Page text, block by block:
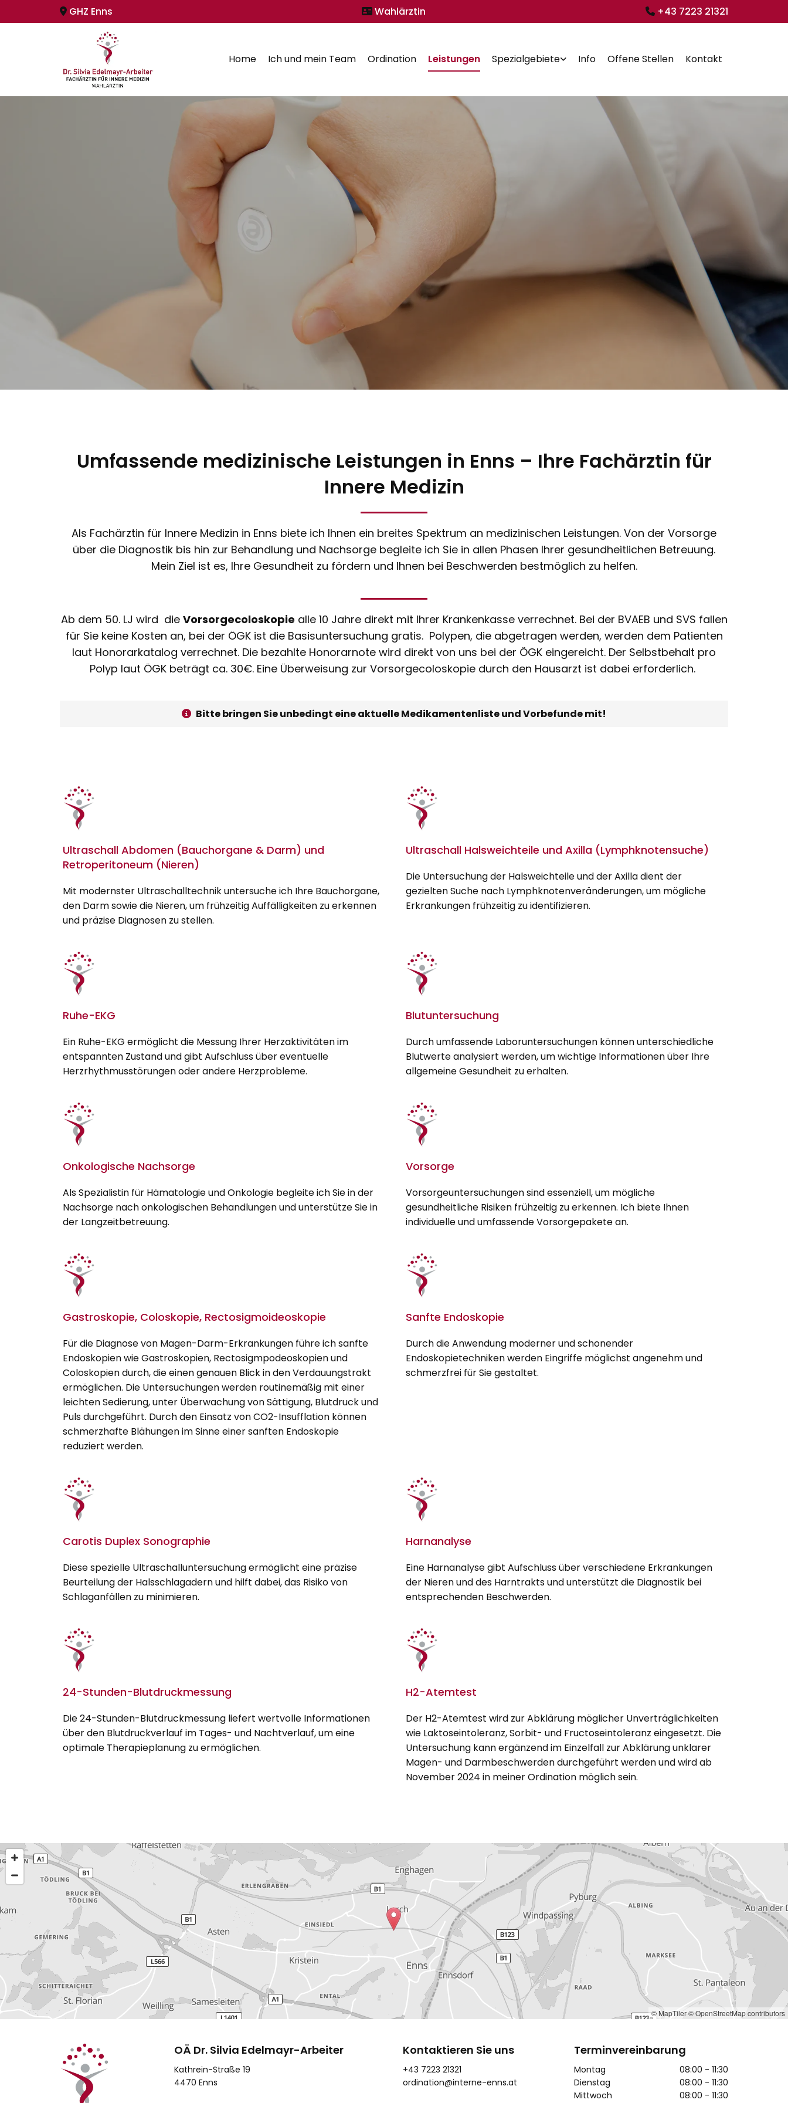
 GHZ Enns  Wahlärztin  +43 7223 21321
Home Ich und mein Team Ordination Leistungen Spezialgebiete Info Offene Stellen Kontakt
Umfassende medizinische Leistungen in Enns – Ihre Fachärztin für
Innere Medizin
Als Fachärztin für Innere Medizin in Enns biete ich Ihnen ein breites Spektrum an medizinischen Leistungen. Von der Vorsorge
über die Diagnostik bis hin zur Behandlung und Nachsorge begleite ich Sie in allen Phasen Ihrer gesundheitlichen Betreuung.
Mein Ziel ist es, Ihre Gesundheit zu fördern und Ihnen bei Beschwerden bestmöglich zu helfen.
Ab dem 50. LJ wird die Vorsorgecoloskopie alle 10 Jahre direkt mit Ihrer Krankenkasse verrechnet. Bei der BVAEB und SVS fallen
für Sie keine Kosten an, bei der ÖGK ist die Basisuntersuchung gratis. Polypen, die abgetragen werden, werden dem Patienten
laut Honorarkatalog verrechnet. Die bezahlte Honorarnote wird direkt von uns bei der ÖGK eingereicht. Der Selbstbehalt pro
Polyp laut ÖGK beträgt ca. 30€. Eine Überweisung zur Vorsorgecoloskopie durch den Hausarzt ist dabei erforderlich.
 Bitte bringen Sie unbedingt eine aktuelle Medikamentenliste und Vorbefunde mit!
Ultraschall Abdomen (Bauchorgane & Darm) und
Retroperitoneum (Nieren)
Mit modernster Ultraschalltechnik untersuche ich Ihre Bauchorgane,
den Darm sowie die Nieren, um frühzeitig Auffälligkeiten zu erkennen
und präzise Diagnosen zu stellen.
Ultraschall Halsweichteile und Axilla (Lymphknotensuche)
Die Untersuchung der Halsweichteile und der Axilla dient der
gezielten Suche nach Lymphknotenveränderungen, um mögliche
Erkrankungen frühzeitig zu identifizieren.
Ruhe-EKG
Ein Ruhe-EKG ermöglicht die Messung Ihrer Herzaktivitäten im
entspannten Zustand und gibt Aufschluss über eventuelle
Herzrhythmusstörungen oder andere Herzprobleme.
Blutuntersuchung
Durch umfassende Laboruntersuchungen können unterschiedliche
Blutwerte analysiert werden, um wichtige Informationen über Ihre
allgemeine Gesundheit zu erhalten.
Onkologische Nachsorge
Als Spezialistin für Hämatologie und Onkologie begleite ich Sie in der
Nachsorge nach onkologischen Behandlungen und unterstütze Sie in
der Langzeitbetreuung.
Vorsorge
Vorsorgeuntersuchungen sind essenziell, um mögliche
gesundheitliche Risiken frühzeitig zu erkennen. Ich biete Ihnen
individuelle und umfassende Vorsorgepakete an.
Gastroskopie, Coloskopie, Rectosigmoideoskopie
Für die Diagnose von Magen-Darm-Erkrankungen führe ich sanfte
Endoskopien wie Gastroskopien, Rectosigmpodeoskopien und
Coloskopien durch, die einen genauen Blick in den Verdauungstrakt
ermöglichen. Die Untersuchungen werden routinemäßig mit einer
leichten Sedierung, unter Überwachung von Sättigung, Blutdruck und
Puls durchgeführt. Durch den Einsatz von CO2-Insufflation können
schmerzhafte Blähungen im Sinne einer sanften Endoskopie
reduziert werden.
Sanfte Endoskopie
Durch die Anwendung moderner und schonender
Endoskopietechniken werden Eingriffe möglichst angenehm und
schmerzfrei für Sie gestaltet.
Carotis Duplex Sonographie
Diese spezielle Ultraschalluntersuchung ermöglicht eine präzise
Beurteilung der Halsschlagadern und hilft dabei, das Risiko von
Schlaganfällen zu minimieren.
Harnanalyse
Eine Harnanalyse gibt Aufschluss über verschiedene Erkrankungen
der Nieren und des Harntrakts und unterstützt die Diagnostik bei
entsprechenden Beschwerden.
24-Stunden-Blutdruckmessung
Die 24-Stunden-Blutdruckmessung liefert wertvolle Informationen
über den Blutdruckverlauf im Tages- und Nachtverlauf, um eine
optimale Therapieplanung zu ermöglichen.
H2-Atemtest
Der H2-Atemtest wird zur Abklärung möglicher Unverträglichkeiten
wie Laktoseintoleranz, Sorbit- und Fructoseintoleranz eingesetzt. Die
Untersuchung kann ergänzend im Einzelfall zur Abklärung unklarer
Magen- und Darmbeschwerden durchgeführt werden und wird ab
November 2024 in meiner Ordination möglich sein.
© MapTiler© OpenStreetMap contributors
OÄ Dr. Silvia Edelmayr-Arbeiter
Kathrein-Straße 19
4470 Enns
Kontaktieren Sie uns
+43 7223 21321
ordination@interne-enns.at
Terminvereinbarung
Montag
08:00 - 11:30
Dienstag
08:00 - 11:30
Mittwoch
08:00 - 11:30